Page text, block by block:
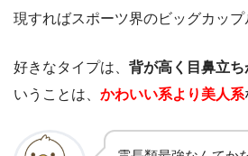
現すればスポーツ界のビッグカップ
好きなタイプは、 背が高く目鼻立
いうことは、 かわいい系より美人系